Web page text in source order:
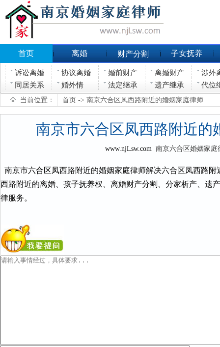
首页 离婚 财产分割 子女抚养
诉讼离婚 协议离婚 婚前财产 离婚财产
涉外
同居关系
婚外情 法定继承 遗产继承 代位
当前位置： 首页 -> 南京六合区凤西路附近的婚姻家庭律师
南京市六合区凤西路附近的
www.njLsw.com南京六合区婚姻家庭
南京市六合区凤西路附近的婚姻家庭律师解决六合区凤西路
西路附近的离婚、孩子抚养权、离婚财产分割、分家析产、遗
律服务。